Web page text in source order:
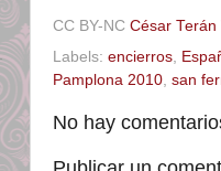
CC BY-NC César Terán
Labels: encierros
Pamplona 2010 san
No hay